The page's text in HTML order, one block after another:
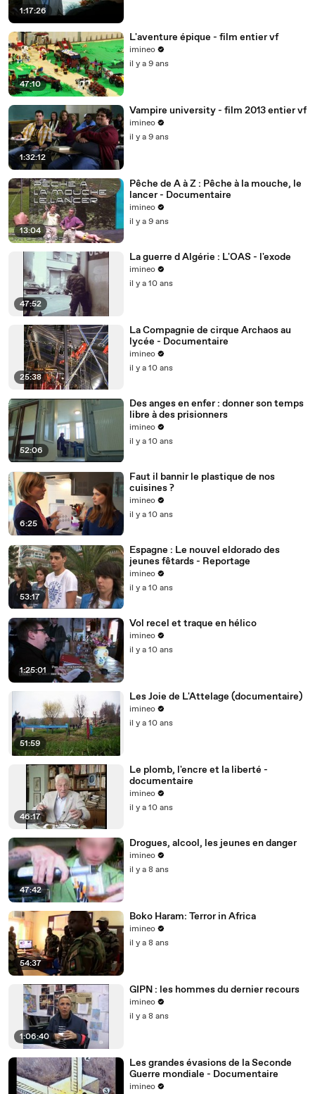
1:17:26
47:10
L'aventure épique - film entier vf
imineo
il y a 9 ans
1:32:12
Vampire university - film 2013 entier vf
imineo
il y a 9 ans
13:04
Pêche de A à Z : Pêche à la mouche, le
lancer - Documentaire
imineo
il y a 9 ans
47:52
La guerre d Algérie : L'OAS - l'exode
imineo
il y a 10 ans
25:38
La Compagnie de cirque Archaos au
lycée - Documentaire
imineo
il y a 10 ans
52:06
Des anges en enfer : donner son temps
libre à des prisionners
imineo
il y a 10 ans
6:25
Faut il bannir le plastique de nos
cuisines ?
imineo
il y a 10 ans
53:17
Espagne : Le nouvel eldorado des
jeunes fêtards - Reportage
imineo
il y a 10 ans
1:25:01
Vol recel et traque en hélico
imineo
il y a 10 ans
51:59
Les Joie de L'Attelage (documentaire)
imineo
il y a 10 ans
46:17
Le plomb, l'encre et la liberté -
documentaire
imineo
il y a 10 ans
47:42
Drogues, alcool, les jeunes en danger
imineo
il y a 8 ans
54:37
Boko Haram: Terror in Africa
imineo
il y a 8 ans
1:06:40
GIPN : les hommes du dernier recours
imineo
il y a 8 ans
Les grandes évasions de la Seconde
Guerre mondiale - Documentaire
imineo